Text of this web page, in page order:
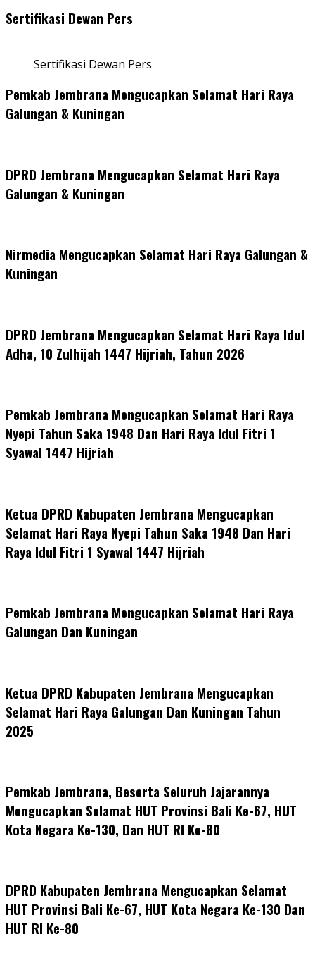
Sertifikasi Dewan Pers
Sertifikasi Dewan Pers
Pemkab Jembrana Mengucapkan Selamat Hari Raya
Galungan & Kuningan
DPRD Jembrana Mengucapkan Selamat Hari Raya
Galungan & Kuningan
Nirmedia Mengucapkan Selamat Hari Raya Galungan &
Kuningan
DPRD Jembrana Mengucapkan Selamat Hari Raya Idul
Adha, 10 Zulhijah 1447 Hijriah, Tahun 2026
Pemkab Jembrana Mengucapkan Selamat Hari Raya
Nyepi Tahun Saka 1948 Dan Hari Raya Idul Fitri 1
Syawal 1447 Hijriah
Ketua DPRD Kabupaten Jembrana Mengucapkan
Selamat Hari Raya Nyepi Tahun Saka 1948 Dan Hari
Raya Idul Fitri 1 Syawal 1447 Hijriah
Pemkab Jembrana Mengucapkan Selamat Hari Raya
Galungan Dan Kuningan
Ketua DPRD Kabupaten Jembrana Mengucapkan
Selamat Hari Raya Galungan Dan Kuningan Tahun
2025
Pemkab Jembrana, Beserta Seluruh Jajarannya
Mengucapkan Selamat HUT Provinsi Bali Ke-67, HUT
Kota Negara Ke-130, Dan HUT RI Ke-80
DPRD Kabupaten Jembrana Mengucapkan Selamat
HUT Provinsi Bali Ke-67, HUT Kota Negara Ke-130 Dan
HUT RI Ke-80